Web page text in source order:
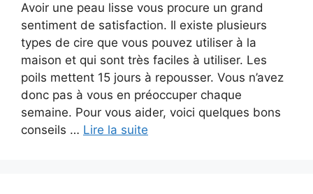
Avoir une peau lisse vous procure un grand
sentiment de satisfaction. Il existe plusieurs
types de cire que vous pouvez utiliser à la
maison et qui sont très faciles à utiliser. Les
poils mettent 15 jours à repousser. Vous n’avez
donc pas à vous en préoccuper chaque
semaine. Pour vous aider, voici quelques bons
conseils … Lire la suite